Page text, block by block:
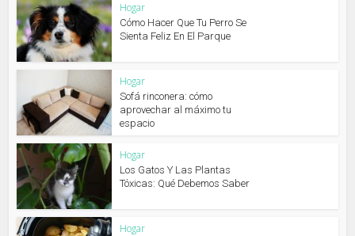
Hogar
Cómo Hacer Que Tu Perro Se
Sienta Feliz En El Parque
Hogar
Sofá rinconera: cómo
aprovechar al máximo tu
espacio
Hogar
Los Gatos Y Las Plantas
Tóxicas: Qué Debemos Saber
Hogar